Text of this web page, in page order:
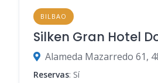
BILBAO
Silken Gran Hotel
Reservas: Sí